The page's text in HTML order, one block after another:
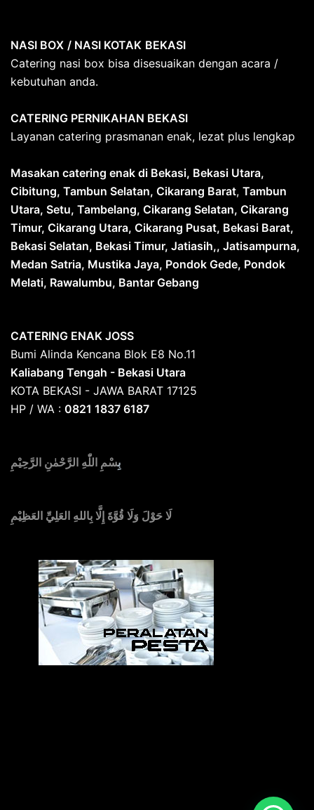
NASI BOX / NASI KOTAK BEKASI
Catering nasi box bisa disesuaikan dengan acara /
kebutuhan anda.
CATERING PERNIKAHAN BEKASI
Layanan catering prasmanan enak, lezat plus lengkap
Masakan catering enak di Bekasi, Bekasi Utara,
Cibitung, Tambun Selatan, Cikarang Barat, Tambun
Utara, Setu, Tambelang, Cikarang Selatan, Cikarang
Timur, Cikarang Utara, Cikarang Pusat, Bekasi Barat,
Bekasi Selatan, Bekasi Timur, Jatiasih,, Jatisampurna,
Medan Satria, Mustika Jaya, Pondok Gede, Pondok
Melati, Rawalumbu, Bantar Gebang
CATERING ENAK JOSS
Bumi Alinda Kencana Blok E8 No.11
Kaliabang Tengah - Bekasi Utara
KOTA BEKASI - JAWA BARAT 17125
HP / WA : 0821 1837 6187
بِسْمِ اللّٰهِ الرَّحْمٰنِ الرَّحِيْمِ
لَا حَوْلَ وَلَا قُوَّةَ إِلَّا بِاللهِ العَلِيِّ العَظِيْمِ